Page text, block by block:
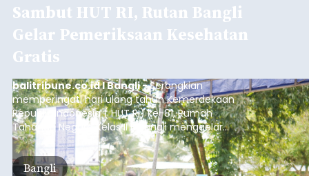
Sambut HUT RI, Rutan Bangli
Gelar Pemeriksaan Kesehatan
Gratis
balitribune.co.id I Bangli -Serangkian
memperingati hari ulang tahun Kemerdekaan
Republik Indonesia ( HUT RI) ke-81, Rumah
Tahanan Negara Kelas II B Bangli menggelar
kegiatan pemeriksaan kesehatan gratis, Rabu
(6/8/2026).
Bangli